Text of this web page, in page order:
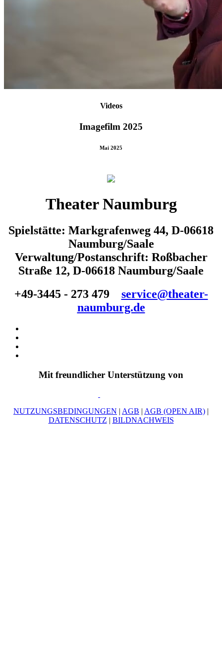
Videos
Imagefilm 2025
Mai 2025
Theater Naumburg
Spielstätte: Markgrafenweg 44, D-06618
Naumburg/Saale
Verwaltung/Postanschrift: Roßbacher
Straße 12, D-06618 Naumburg/Saale
+49-3445 - 273 479
service@theater-
naumburg.de
Mit freundlicher Unterstützung von
NUTZUNGSBEDINGUNGEN | AGB | AGB (OPEN AIR) |
DATENSCHUTZ | BILDNACHWEIS